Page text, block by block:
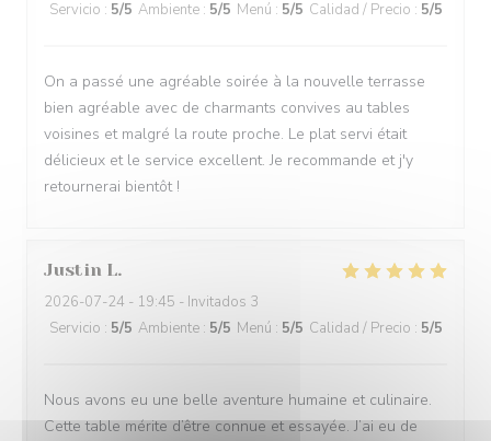
Servicio : 5/5 Ambiente : 5/5 Menú : 5/5 Calidad / Precio : 5/5
On a passé une agréable soirée à la nouvelle terrasse
bien agréable avec de charmants convives au tables
voisines et malgré la route proche. Le plat servi était
délicieux et le service excellent. Je recommande et j'y
retournerai bientôt !
Justin L
2026-07-24 - 19:45 - Invitados 3
Servicio : 5/5 Ambiente : 5/5 Menú : 5/5 Calidad / Precio : 5/5
Nous avons eu une belle aventure humaine et culinaire.
Cette table mérite d’être connue et essayée. J’ai eu de